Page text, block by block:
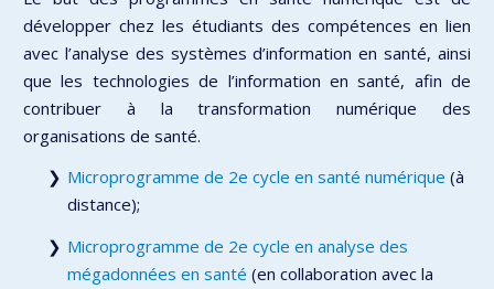
développer chez les étudiants des compétences en lien
avec l’analyse des systèmes d’information en santé, ainsi
que les technologies de l’information en santé, afin de
contribuer à la transformation numérique des
organisations de santé.
Microprogramme de 2e cycle en santé numérique (à
distance);
Microprogramme de 2e cycle en analyse des
mégadonnées en santé (en collaboration avec la